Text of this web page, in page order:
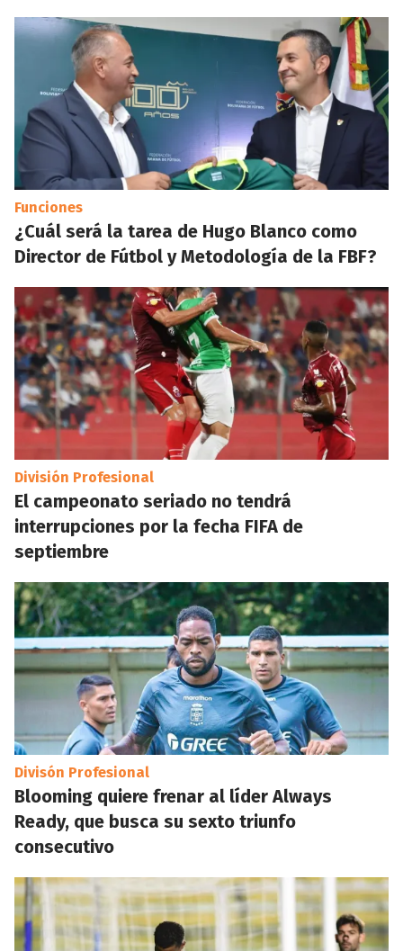
Funciones
¿Cuál será la tarea de Hugo Blanco como
Director de Fútbol y Metodología de la FBF?
División Profesional
El campeonato seriado no tendrá
interrupciones por la fecha FIFA de
septiembre
Divisón Profesional
Blooming quiere frenar al líder Always
Ready, que busca su sexto triunfo
consecutivo